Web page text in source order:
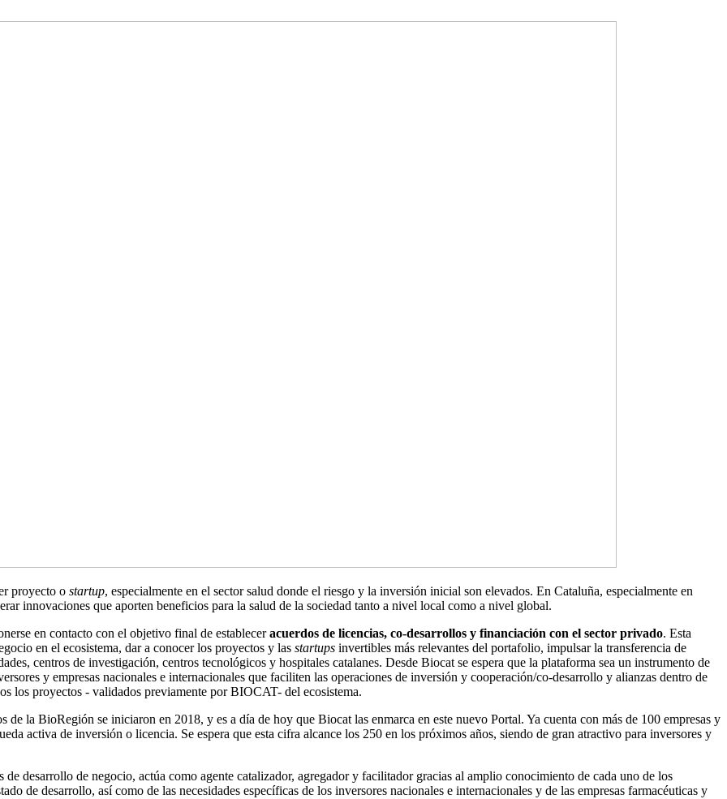
proyecto o startup, especialmente en el sector salud donde el riesgo y la inversión inicial son elevados. En Cataluña, especialmente en
innovaciones que aporten beneficios para la salud de la sociedad tanto a nivel local como a nivel global.
en contacto con el objetivo final de estableceracuerdos de licencias, co-desarrollos y financiación con el sector privado. Esta
en el ecosistema, dar a conocer los proyectos y las startups invertibles más relevantes del portafolio, impulsar la transferencia de
centros de investigación, centros tecnológicos y hospitales catalanes. Desde Biocat se espera que la plataforma sea un instrumento de
y empresas nacionales e internacionales que faciliten las operaciones de inversión y cooperación/co-desarrollo y alianzas dentro de
los proyectos - validados previamente por BIOCAT- del ecosistema.
de la BioRegión se iniciaron en 2018, y es a día de hoy que Biocat las enmarca en este nuevo Portal. Ya cuenta con más de 100 empresas y
activa de inversión o licencia. Se espera que esta cifra alcance los 250 en los próximos años, siendo de gran atractivo para inversores y
de desarrollo de negocio, actúa como agente catalizador, agregador y facilitador gracias al amplio conocimiento de cada uno de los
de desarrollo, así como de las necesidades específicas de los inversores nacionales e internacionales y de las empresas farmacéuticas y